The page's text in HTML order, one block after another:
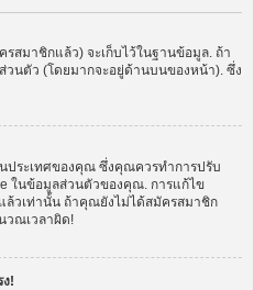
มาชิกแล้ว) จะเก็บไว้ในฐานข้อมูล. ถ้า
วนตัว (โดยมากจะอยู่ด้านบนของหน้า). ซึ่ง
ประเทศของคุณ ซึ่งคุณควรทำการปรับ
ในข้อมูลส่วนตัวของคุณ. การแก้ไข
ล้วเท่านั้น ถ้าคุณยังไม่ได้สมัครสมาชิก
วณเวลาผิด!
!